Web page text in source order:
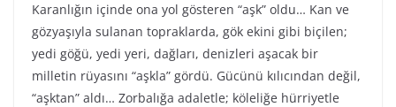
Karanlığın içinde ona yol gösteren “aşk” oldu… Kan ve
gözyaşıyla sulanan topraklarda, gök ekini gibi biçilen;
yedi göğü, yedi yeri, dağları, denizleri aşacak bir
milletin rüyasını “aşkla” gördü. Gücünü kılıcından değil,
“aşktan” aldı… Zorbalığa adaletle; köleliğe hürriyetle